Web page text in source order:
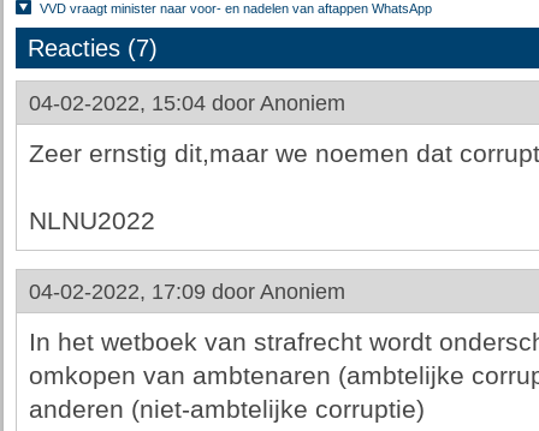
VVD vraagt minister naar voor- en nadelen van aftappen WhatsApp
Reacties (7)
04-02-2022, 15:04 door Anoniem
Zeer ernstig dit,maar we noemen dat
NLNU2022
04-02-2022, 17:09 door Anoniem
In het wetboek van strafrecht wordt
omkopen van ambtenaren (ambtelijke
anderen (niet-ambtelijke corruptie)